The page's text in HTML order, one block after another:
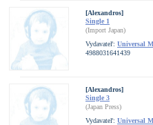
[Alexandros]
Single 1
(Import Japan)
Vydavateľ: Universal
4988031641439
[Alexandros]
Single 3
(Japan Press)
Vydavateľ: Universal